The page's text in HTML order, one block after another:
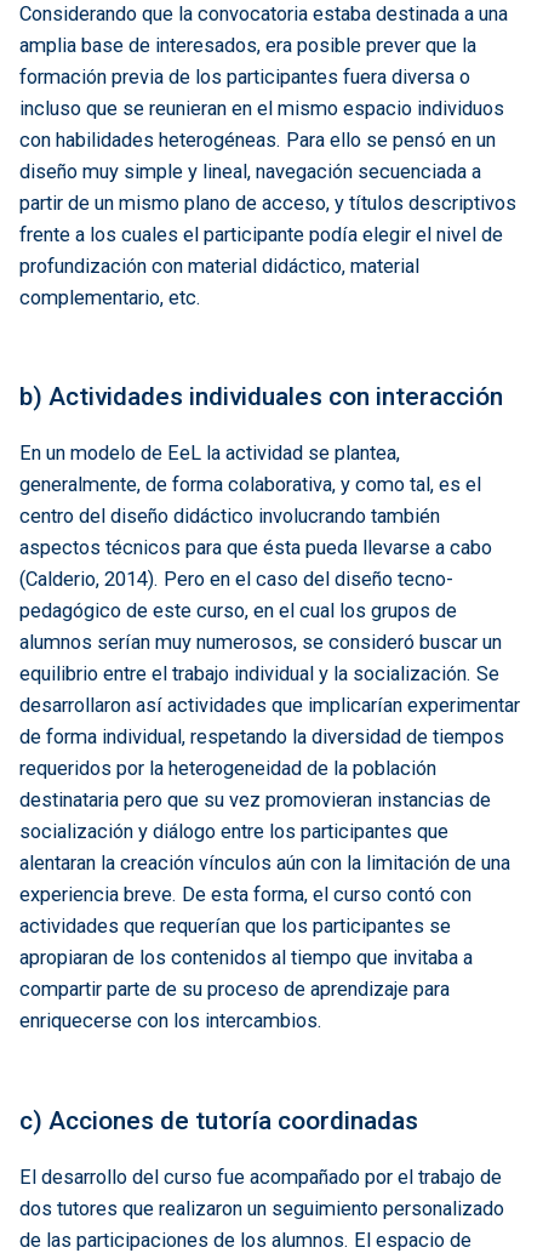
Considerando que la convocatoria estaba destinada a una
amplia base de interesados, era posible prever que la
formación previa de los participantes fuera diversa o
incluso que se reunieran en el mismo espacio individuos
con habilidades heterogéneas. Para ello se pensó en un
diseño muy simple y lineal, navegación secuenciada a
partir de un mismo plano de acceso, y títulos descriptivos
frente a los cuales el participante podía elegir el nivel de
profundización con material didáctico, material
complementario, etc.
b) Actividades individuales con interacción
En un modelo de EeL la actividad se plantea,
generalmente, de forma colaborativa, y como tal, es el
centro del diseño didáctico involucrando también
aspectos técnicos para que ésta pueda llevarse a cabo
(Calderio, 2014). Pero en el caso del diseño tecno-
pedagógico de este curso, en el cual los grupos de
alumnos serían muy numerosos, se consideró buscar un
equilibrio entre el trabajo individual y la socialización. Se
desarrollaron así actividades que implicarían experimentar
de forma individual, respetando la diversidad de tiempos
requeridos por la heterogeneidad de la población
destinataria pero que su vez promovieran instancias de
socialización y diálogo entre los participantes que
alentaran la creación vínculos aún con la limitación de una
experiencia breve. De esta forma, el curso contó con
actividades que requerían que los participantes se
apropiaran de los contenidos al tiempo que invitaba a
compartir parte de su proceso de aprendizaje para
enriquecerse con los intercambios.
c) Acciones de tutoría coordinadas
El desarrollo del curso fue acompañado por el trabajo de
dos tutores que realizaron un seguimiento personalizado
de las participaciones de los alumnos. El espacio de